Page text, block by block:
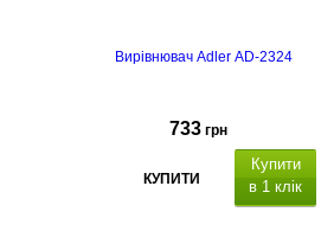
Вирівнювач Adler AD-2324
733 грн
КУПИТИ
Купити
в 1 клік